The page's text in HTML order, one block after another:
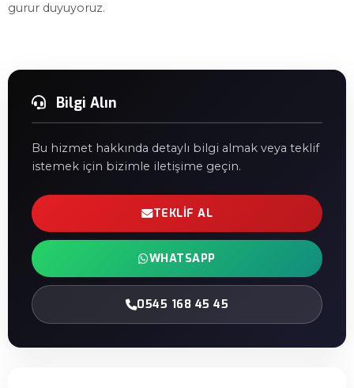
gurur duyuyoruz.
Bilgi Alın
Bu hizmet hakkında detaylı bilgi almak veya teklif
istemek için bizimle iletişime geçin.
TEKLIF AL
WHATSAPP
0545 168 45 45